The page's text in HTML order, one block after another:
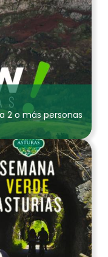
2 o más personas